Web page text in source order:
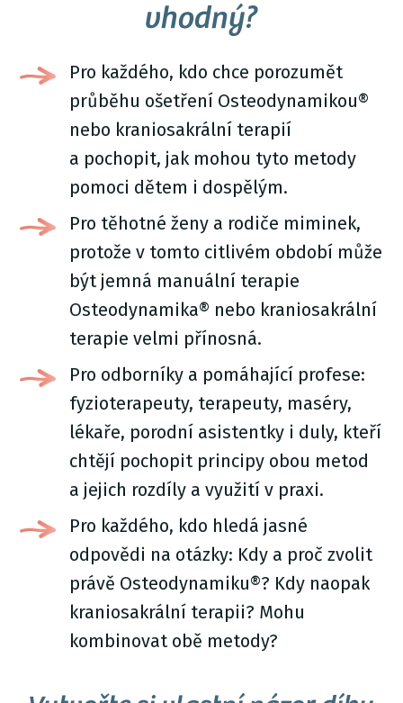
vhodný?
Pro každého, kdo chce porozumět
průběhu ošetření Osteodynamikou®
nebo kraniosakrální terapií
a pochopit, jak mohou tyto metody
pomoci dětem i dospělým.
Pro těhotné ženy a rodiče miminek,
protože v tomto citlivém období může
být jemná manuální terapie
Osteodynamika® nebo kraniosakrální
terapie velmi přínosná.
Pro odborníky a pomáhající profese:
fyzioterapeuty, terapeuty, maséry,
lékaře, porodní asistentky i duly, kteří
chtějí pochopit principy obou metod
a jejich rozdíly a využití v praxi.
Pro každého, kdo hledá jasné
odpovědi na otázky: Kdy a proč zvolit
právě Osteodynamiku®? Kdy naopak
kraniosakrální terapii? Mohu
kombinovat obě metody?